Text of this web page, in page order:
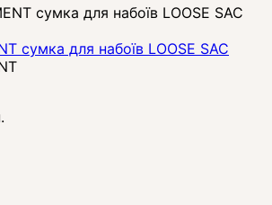
сумка для набоїв LOOSE SAC